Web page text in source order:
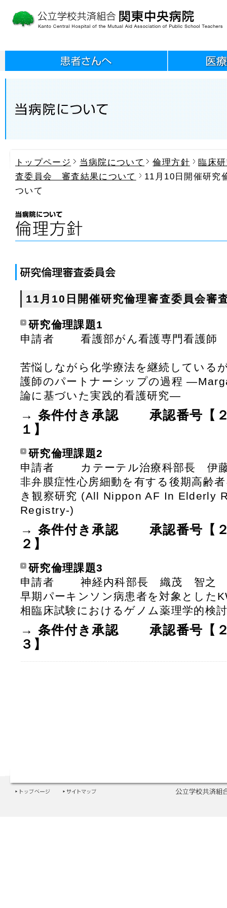
トップページ 当病院について 倫理方針
臨床
査委員会 審査結果について
11月10日開催研究
ついて
11月10日開催研究倫理審査委員会審
研究倫理課題1
申請者 看護部がん看護専門看護
苦悩しながら化学療法を継続している
護師のパートナーシップの過程
論に基づいた実践的看護研究―
→ 条件付き承認 承認番号【２
１】
研究倫理課題2
申請者 カテーテル治療科部長 伊
非弁膜症性心房細動を有する後期高齢
き観察研究 (All Nippon AF In Elderly
Registry-)
→ 条件付き承認 承認番号【２
２】
研究倫理課題3
申請者 神経内科部長 織茂 智之
早期パーキンソン病患者を対象とした
相臨床試験におけるゲノム薬理学的検
→ 条件付き承認 承認番号【２
３】